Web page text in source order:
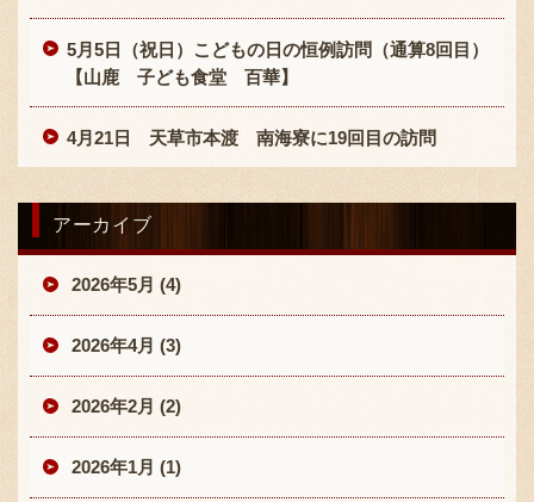
5月5日（祝日）こどもの日の恒例訪問（通算8回目）
【山鹿 子ども食堂 百華】
4月21日 天草市本渡 南海寮に19回目の訪問
アーカイブ
2026年5月 (4)
2026年4月 (3)
2026年2月 (2)
2026年1月 (1)